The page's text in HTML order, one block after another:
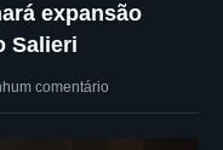
expansão
Salieri
comentário